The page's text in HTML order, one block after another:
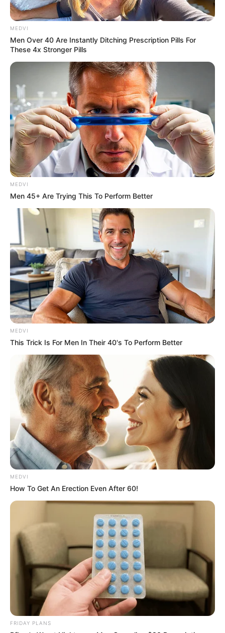
MEDVI
Men Over 40 Are Instantly Ditching Prescription Pills For
These 4x Stronger Pills
MEDVI
Men 45+ Are Trying This To Perform Better
MEDVI
This Trick Is For Men In Their 40's To Perform Better
MEDVI
How To Get An Erection Even After 60!
FRIDAY PLANS